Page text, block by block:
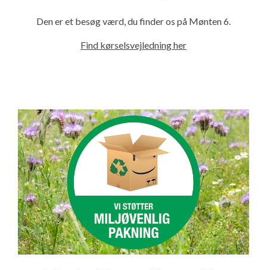
Den er et besøg værd, du finder os på Mønten 6.
Find kørselsvejledning her